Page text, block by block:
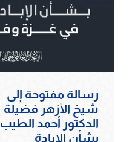
رسالة مفتوحة إلى
شيخ الأزهر فضيلة
الدكتور أحمد الطيب
بشأن الإبادة